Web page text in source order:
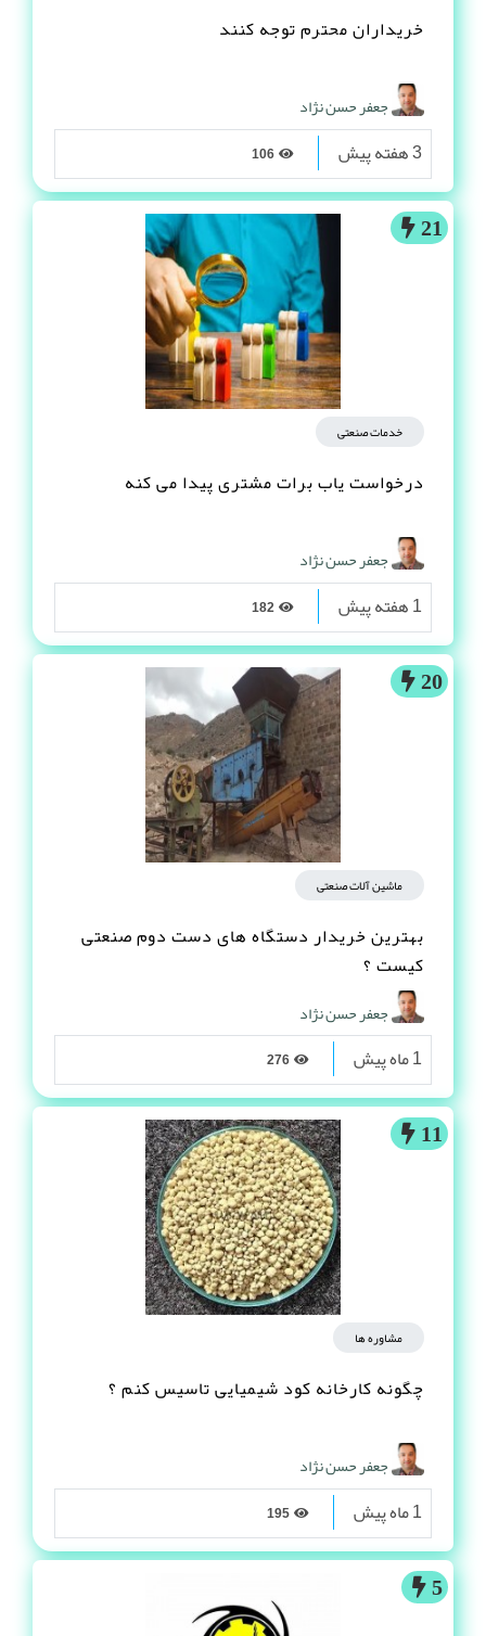
خریداران محترم توجه کنند
جعفر حسن نژاد
3 هفته پیش
21
خدمات صنعتی
درخواست یاب برات مشتری پیدا می کنه
جعفر حسن نژاد
1 هفته پیش
20
ماشین آلات صنعتی
بهترین خریدار دستگاه های دست دوم صنعتی
کیست ؟
جعفر حسن نژاد
1 ماه پیش
11
مشاوره ها
چگونه کارخانه کود شیمیایی تاسیس کنم ؟
جعفر حسن نژاد
1 ماه پیش
5